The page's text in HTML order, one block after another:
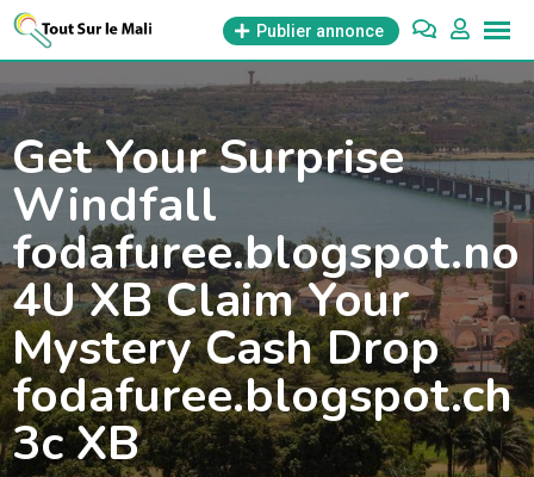
Aller
contenu
Publier annonce
Get Your Surprise
Windfall
fodafuree.blogspot.no
4U XB Claim Your
Mystery Cash Drop
fodafuree.blogspot.ch
3c XB